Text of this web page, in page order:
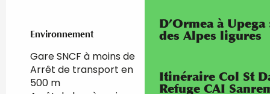
D’Ormea à
des Alpes ligures
Itinéraire Col St
Refuge CAI
Environnement
Environnement
Gare SNCF à moins de 500 m
Arrêt de transport en commun à moins de
500 m